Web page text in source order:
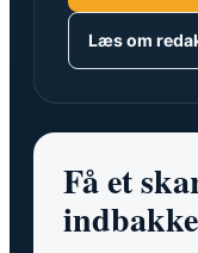
Læs om
Få et